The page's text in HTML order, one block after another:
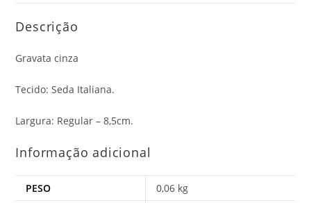
Descrição
Gravata cinza
Tecido: Seda Italiana.
Largura: Regular – 8,5cm.
Informação adicional
PESO
0,06 kg